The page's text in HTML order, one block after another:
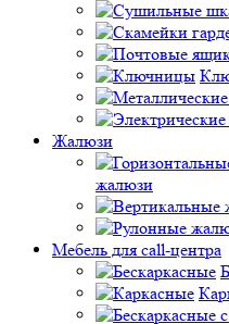
Жалюзи
жалюзи
Мебель для call-центра